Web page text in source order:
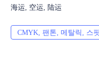
海运, 空运, 陆运
CMYK, 팬톤, 메탈릭, 스